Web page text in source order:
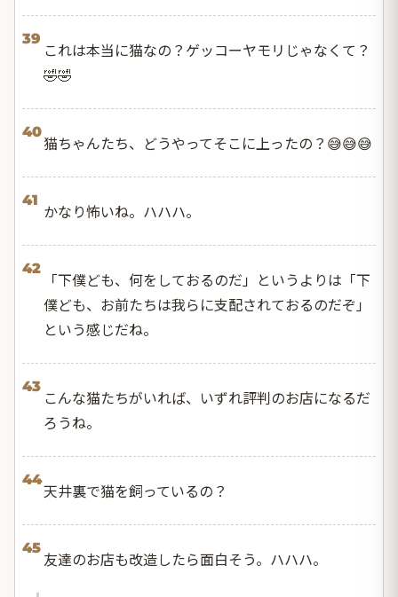
39
これは本当に猫なの？ゲッコーヤモリじゃなくて？
🤣🤣
40
猫ちゃんたち、どうやってそこに上ったの？😅😅😅
41
かなり怖いね。ハハハ。
42
「下僕ども、何をしておるのだ」というよりは「下
僕ども、お前たちは我らに支配されておるのだぞ」
という感じだね。
43
こんな猫たちがいれば、いずれ評判のお店になるだ
ろうね。
44
天井裏で猫を飼っているの？
45
友達のお店も改造したら面白そう。ハハハ。